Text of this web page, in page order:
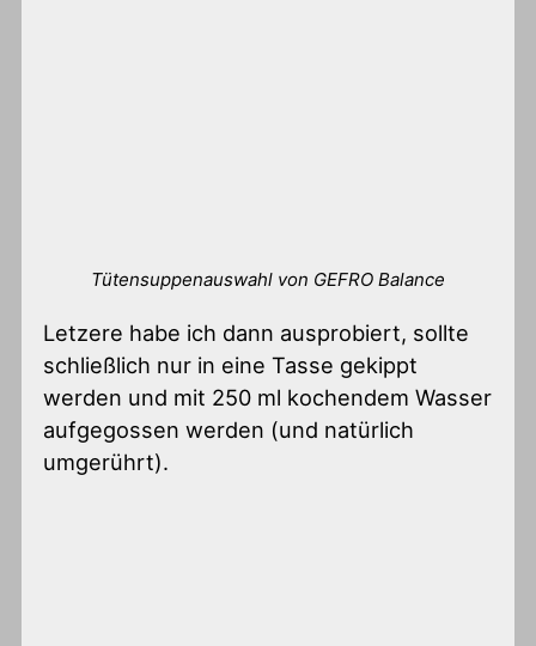
Tütensuppenauswahl von GEFRO Balance
Letzere habe ich dann ausprobiert, sollte
schließlich nur in eine Tasse gekippt
werden und mit 250 ml kochendem Wasser
aufgegossen werden (und natürlich
umgerührt).